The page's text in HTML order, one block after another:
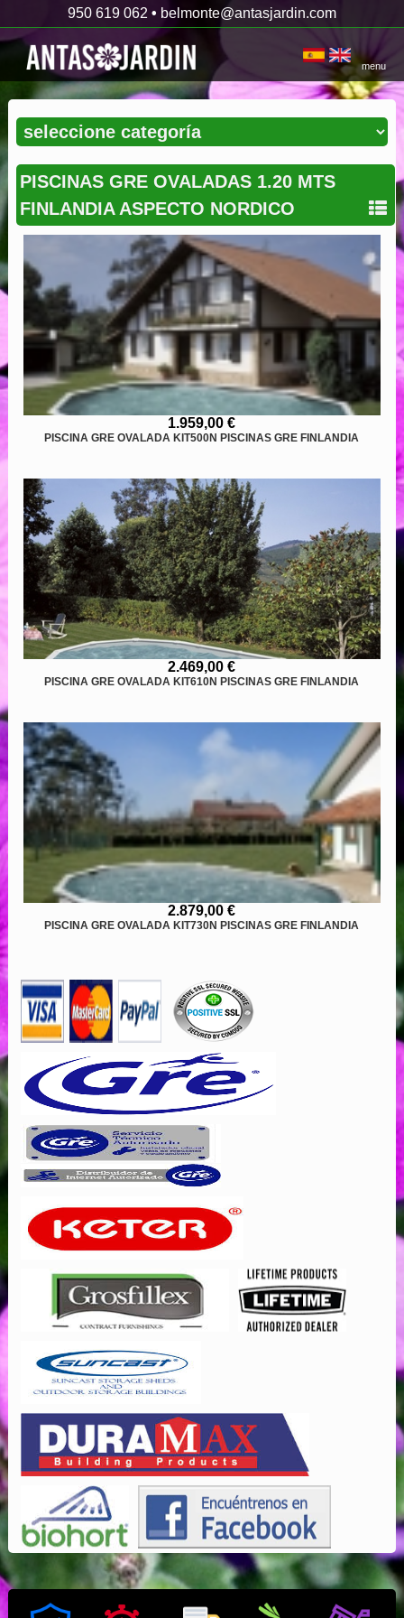
950 619 062 • belmonte@antasjardin.com
menu
PISCINAS GRE OVALADAS 1.20 MTS
FINLANDIA ASPECTO NORDICO
1.959,00 €
PISCINA GRE OVALADA KIT500N PISCINAS GRE FINLANDIA
2.469,00 €
PISCINA GRE OVALADA KIT610N PISCINAS GRE FINLANDIA
2.879,00 €
PISCINA GRE OVALADA KIT730N PISCINAS GRE FINLANDIA